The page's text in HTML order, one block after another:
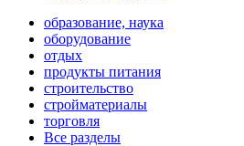
образование, наука
оборудование
отдых
продукты питания
строительство
стройматериалы
торговля
Все разделы